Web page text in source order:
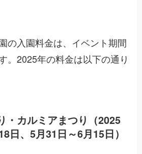
の入園料金は、イベント期間
。2025年の料金は以下の通り
・カルミアまつり（2025
日、5月31日～6月15日）